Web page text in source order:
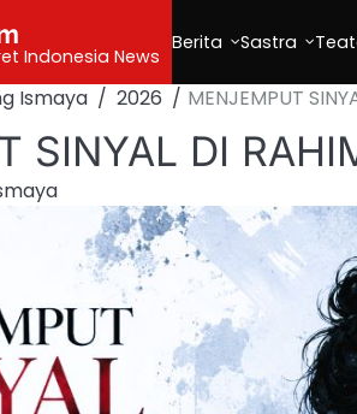
Indonesia News
Berita Sastra
Ismaya 2026 MENJEMPUT
SINYAL DI